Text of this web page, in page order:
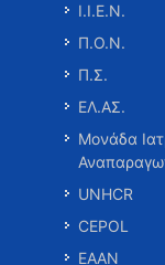
Ι.Ι.Ε.Ν.
Π.Ο.Ν.
Π.Σ.
ΕΛ.ΑΣ.
Μονάδα
UNHCR
CEPOL
ΕΑΑΝ